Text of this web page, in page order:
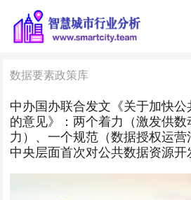
数据要素政策库
中办国办联合发文《关于加快
的意见》：两个着力（激发供
力）、一个规范（数据授权运营
中央层面首次对公共数据资源